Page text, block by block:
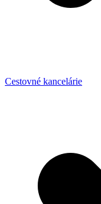
Cestovné kancelárie